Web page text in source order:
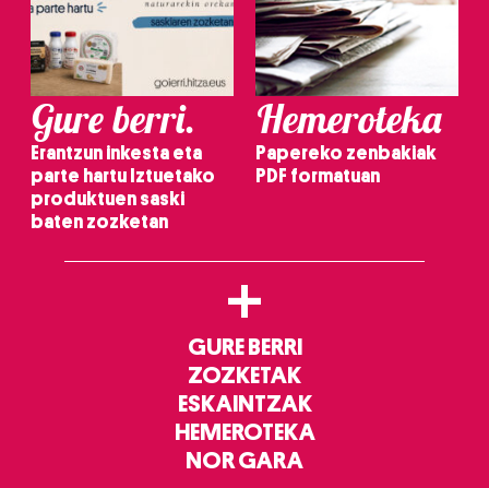
Gure berri.
Erantzun inkesta eta
parte hartu Iztuetako
produktuen saski
baten zozketan
Hemeroteka
Papereko zenbakiak
PDF formatuan
+
GURE BERRI
ZOZKETAK
ESKAINTZAK
HEMEROTEKA
NOR GARA